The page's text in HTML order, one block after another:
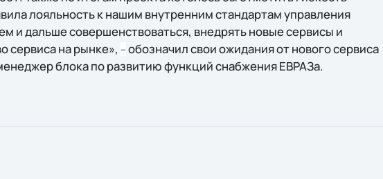
лояльность к нашим внутренним стандартам управления
и дальше совершенствоваться, внедрять новые сервисы и
сервиса на рынке», – обозначил свои ожидания от нового сервиса
блока по развитию функций снабжения ЕВРАЗа.